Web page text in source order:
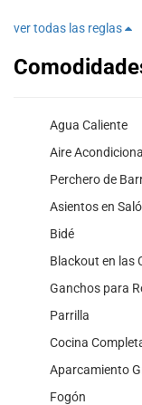
ver todas las reglas
Agua Caliente
Aire
Perchero de
Asientos en
Bidé
Blackout en las
Ganchos para
Parrilla
Cocina
Aparcamiento
Fogón